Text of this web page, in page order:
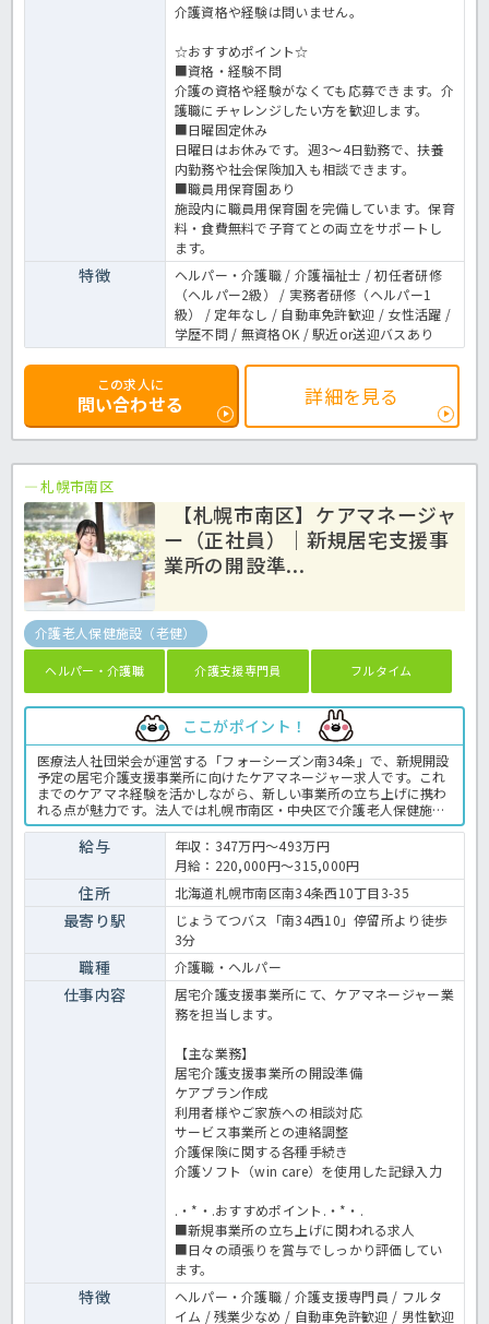
介護資格や経験は問いません。
☆おすすめポイント☆
■資格・経験不問
介護の資格や経験がなくても応募できます。介
護職にチャレンジしたい方を歓迎します。
■日曜固定休み
日曜日はお休みです。週3～4日勤務で、扶養
内勤務や社会保険加入も相談できます。
■職員用保育園あり
施設内に職員用保育園を完備しています。保育
料・食費無料で子育てとの両立をサポートし
ます。
特徴
ヘルパー・介護職 / 介護福祉士 / 初任者研修
（ヘルパー2級） / 実務者研修（ヘルパー1
級） / 定年なし / 自動車免許歓迎 / 女性活躍 /
学歴不問 / 無資格OK / 駅近or送迎バスあり
この求人に
問い合わせる 詳細を見る
札幌市南区
【札幌市南区】ケアマネージャ
ー（正社員）｜新規居宅支援事
業所の開設準...
介護老人保健施設（老健）
ヘルパー・介護職 介護支援専門員 フルタイム
ここがポイント！
医療法人社団栄会が運営する「フォーシーズン南34条」で、新規開設
予定の居宅介護支援事業所に向けたケアマネージャー求人です。これ
までのケアマネ経験を活かしながら、新しい事業所の立ち上げに携わ
れる点が魅力です。法人では札幌市南区・中央区で介護老人保健施設
を運営しており、安定した運営基盤があります。土日休みで年間休日
109日のため、仕事と生活のバランスを大切にしたい方にもおすすめ
です。介護支援専門員の業務全般です。〈介護支援専門員 正職員
介護老人保健施設の求人〉
給与
年収：347万円～493万円
月給：220,000円～315,000円
住所 北海道札幌市南区南34条西10丁目3-35
最寄り駅
じょうてつバス「南34西10」停留所より徒歩
3分
職種 介護職・ヘルパー
仕事内容
居宅介護支援事業所にて、ケアマネージャー業
務を担当します。
【主な業務】
居宅介護支援事業所の開設準備
ケアプラン作成
利用者様やご家族への相談対応
サービス事業所との連絡調整
介護保険に関する各種手続き
介護ソフト（win care）を使用した記録入力
.・*・.おすすめポイント.・*・.
■新規事業所の立ち上げに関われる求人
■日々の頑張りを賞与でしっかり評価してい
ます。
特徴
ヘルパー・介護職 / 介護支援専門員 / フルタ
イム / 残業少なめ / 自動車免許歓迎 / 男性歓迎